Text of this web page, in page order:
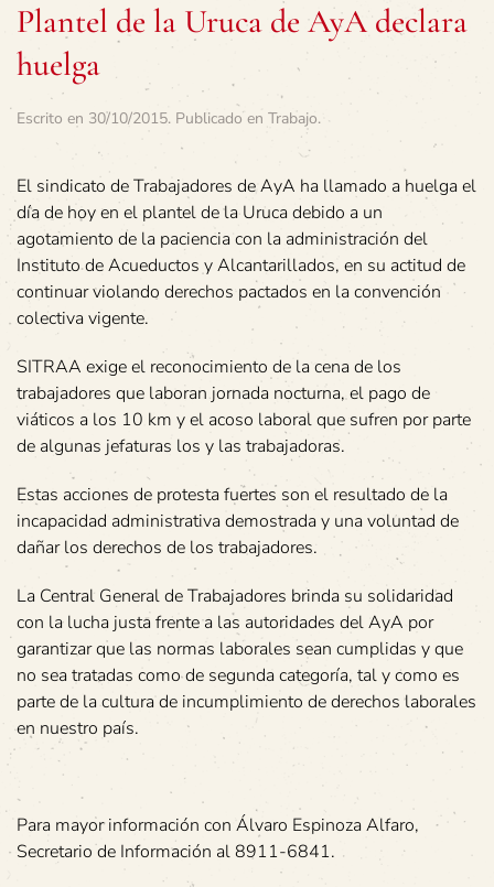
Plantel de la Uruca de AyA declara
huelga
Escrito en 30/10/2015. Publicado en Trabajo.
El sindicato de Trabajadores de AyA ha llamado a huelga el
día de hoy en el plantel de la Uruca debido a un
agotamiento de la paciencia con la administración del
Instituto de Acueductos y Alcantarillados, en su actitud de
continuar violando derechos pactados en la convención
colectiva vigente.
SITRAA exige el reconocimiento de la cena de los
trabajadores que laboran jornada nocturna, el pago de
viáticos a los 10 km y el acoso laboral que sufren por parte
de algunas jefaturas los y las trabajadoras.
Estas acciones de protesta fuertes son el resultado de la
incapacidad administrativa demostrada y una voluntad de
dañar los derechos de los trabajadores.
La Central General de Trabajadores brinda su solidaridad
con la lucha justa frente a las autoridades del AyA por
garantizar que las normas laborales sean cumplidas y que
no sea tratadas como de segunda categoría, tal y como es
parte de la cultura de incumplimiento de derechos laborales
en nuestro país.
Para mayor información con Álvaro Espinoza Alfaro,
Secretario de Información al 8911-6841.